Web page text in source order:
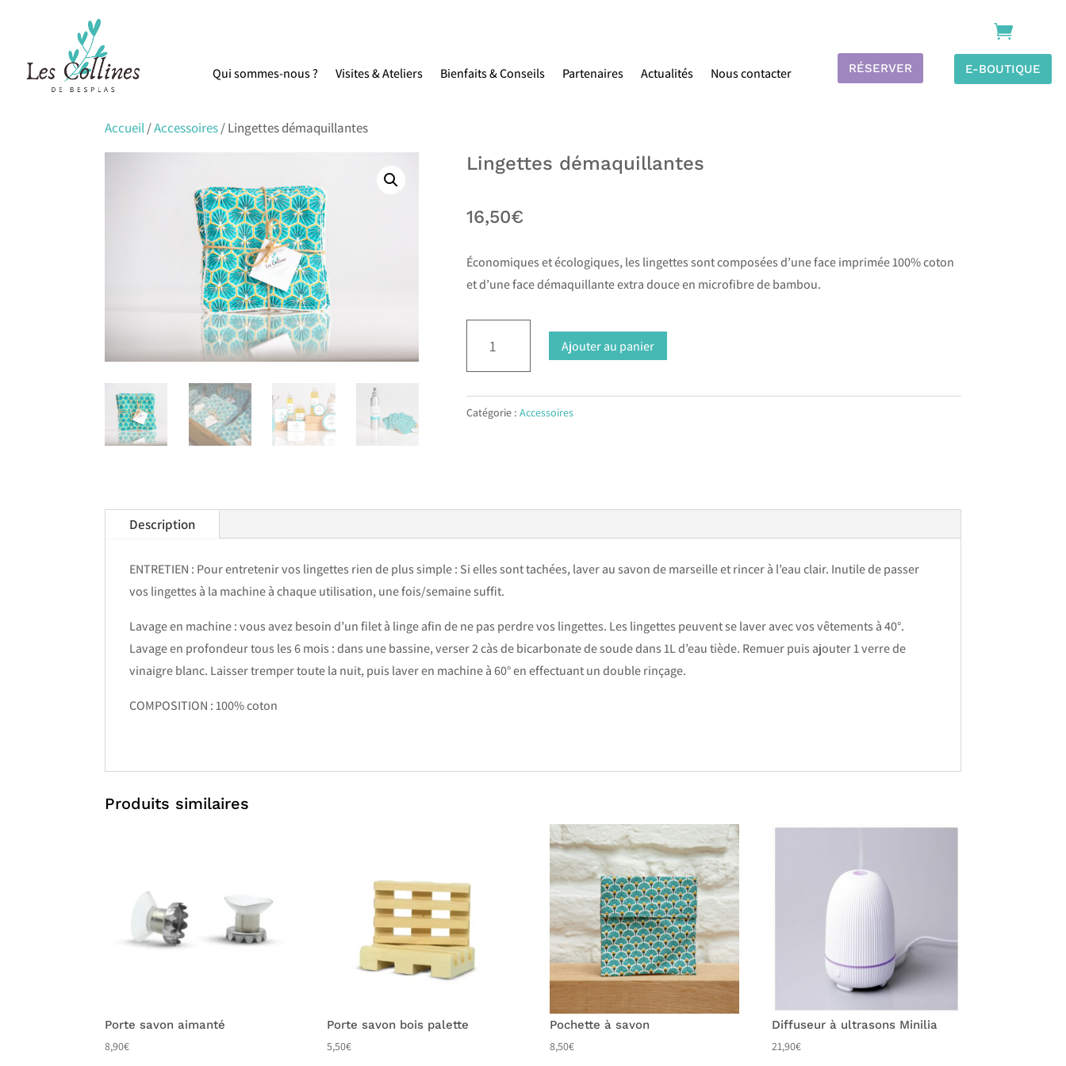
Qui sommes-nous ? Visites & Ateliers Bienfaits & Conseils Partenaires Actualités Nous contacter RÉSERVER

E-BOUTIQUE
Accueil/Accessoires/ Lingettes démaquillantes
Lingettes démaquillantes
16,50€
Économiques et écologiques, les lingettes sont composées d’une face imprimée 100% coton
et d’une face démaquillante extra douce en microfibre de bambou.
Lingettes
démaquillantes
Ajouter au panier
e
i
:
Catégorie : Accessoires
Description
ENTRETIEN : Pour entretenir vos lingettes rien de plus simple : Si elles sont tachées, laver au savon de marseille et rincer à l’eau clair. Inutile de passer
vos lingettes à la machine à chaque utilisation, une fois/semaine suffit.
Lavage en machine : vous avez besoin d’un filet à linge afin de ne pas perdre vos lingettes. Les lingettes peuvent se laver avec vos vêtements à 40°.
Lavage en profondeur tous les 6 mois : dans une bassine, verser 2 càs de bicarbonate de soude dans 1L d’eau tiède. Remuer puis ajouter 1 verre de
vinaigre blanc. Laisser tremper toute la nuit, puis laver en machine à 60° en effectuant un double rinçage.
COMPOSITION : 100% coton
Produits similaires
Porte savon aimanté
8,90€
Porte savon bois palette
5,50€
Pochette à savon
8,50€
Diffuseur à ultrasons Minilia
21,90€